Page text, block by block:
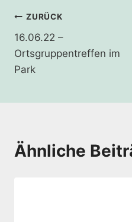
ZURÜCK
16.06.22 –
Ortsgruppentreffen im
Park
Ähnliche